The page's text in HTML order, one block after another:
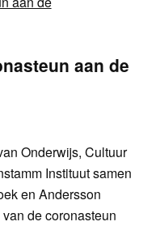
aan de
Onderwijs, Cultuur
Instituut samen
en Andersson
de coronasteun